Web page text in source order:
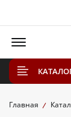
Главная